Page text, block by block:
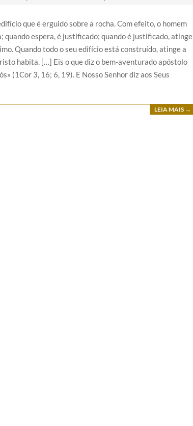
que é erguido sobre a rocha. Com efeito, o homem
quando espera, é justificado; quando é justificado, atinge
Quando todo o seu edifício está construído, atinge a
habita. […] Eis o que diz o bem-aventurado apóstolo
(1Cor 3, 16; 6, 19). E Nosso Senhor diz aos Seus
LEIA MAIS →